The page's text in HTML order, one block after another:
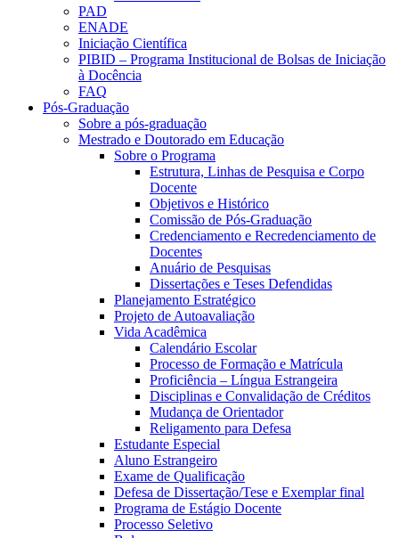
PAD
ENADE
Iniciação Científica
PIBID – Programa Institucional de Bolsas de Iniciação
à Docência
FAQ
Pós-Graduação
Sobre a pós-graduação
Mestrado e Doutorado em Educação
Sobre o Programa
Estrutura, Linhas de Pesquisa e Corpo
Docente
Objetivos e Histórico
Comissão de Pós-Graduação
Credenciamento e Recredenciamento de
Docentes
Anuário de Pesquisas
Dissertações e Teses Defendidas
Planejamento Estratégico
Projeto de Autoavaliação
Vida Acadêmica
Calendário Escolar
Processo de Formação e Matrícula
Proficiência – Língua Estrangeira
Disciplinas e Convalidação de Créditos
Mudança de Orientador
Religamento para Defesa
Estudante Especial
Aluno Estrangeiro
Exame de Qualificação
Defesa de Dissertação/Tese e Exemplar final
Programa de Estágio Docente
Processo Seletivo